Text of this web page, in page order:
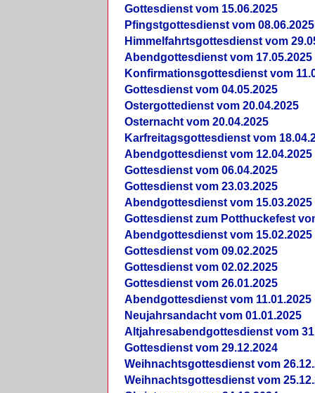
Gottesdienst vom 15.06.2025
Pfingstgottesdienst vom 08.06.2025
Himmelfahrtsgottesdienst vom
Abendgottesdienst vom 17.05.2025
Konfirmationsgottesdienst vom
Gottesdienst vom 04.05.2025
Ostergottedienst vom 20.04.2025
Osternacht vom 20.04.2025
Karfreitagsgottesdienst vom
Abendgottesdienst vom 12.04.2025
Gottesdienst vom 06.04.2025
Gottesdienst vom 23.03.2025
Abendgottesdienst vom 15.03.2025
Gottesdienst zum Potthuckefest
Abendgottesdienst vom 15.02.2025
Gottesdienst vom 09.02.2025
Gottesdienst vom 02.02.2025
Gottesdienst vom 26.01.2025
Abendgottesdienst vom 11.01.2025
Neujahrsandacht vom 01.01.2025
Altjahresabendgottesdienst vom
Gottesdienst vom 29.12.2024
Weihnachtsgottesdienst vom
Weihnachtsgottesdienst vom